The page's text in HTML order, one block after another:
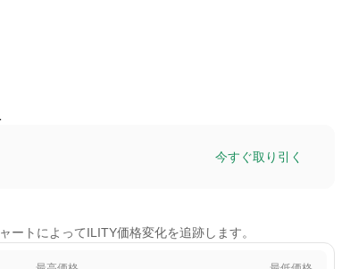
今すぐ取り引く
トによってILITY価格変化を追跡します。